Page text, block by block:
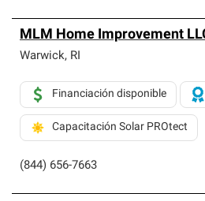
MLM Home Improvement
Warwick, RI
(844) 656-7663
Financiación disponible
Capacitación Solar PROtect